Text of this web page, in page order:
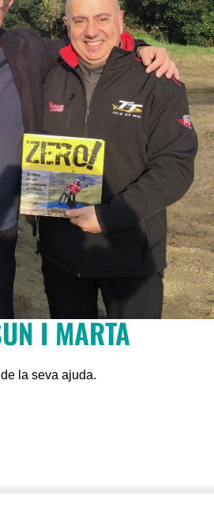
I MARTA
la seva ajuda.